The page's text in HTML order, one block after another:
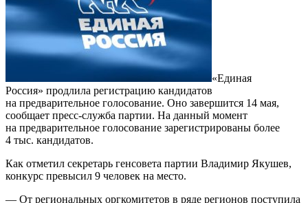
«Единая
Россия» продлила регистрацию кандидатов
на предварительное голосование. Оно завершится 14 мая,
сообщает пресс-служба партии. На данный момент
на предварительное голосование зарегистрированы более
4 тыс. кандидатов.
Как отметил секретарь генсовета партии Владимир Якушев,
конкурс превысил 9 человек на место.
— От региональных оргкомитетов в ряде регионов поступила